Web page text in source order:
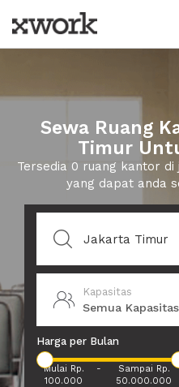
Sewa Ruang
Timur
Tersedia 0 ruang kantor
yang dapat anda
Kapasitas
Semua Kapasitas
Harga per Bulan
Mulai Rp.
100.000
-
Sampai Rp.
50.000.000